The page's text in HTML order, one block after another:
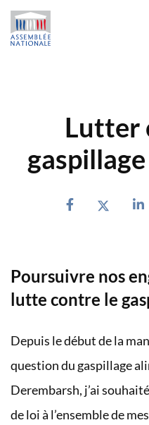
Lutter
Poursuivre nos
lutte contre le
Depuis le début de la
question du gaspillage
Derembarsh, j’ai
de loi à l’ensemble de